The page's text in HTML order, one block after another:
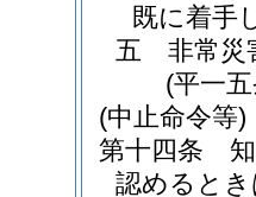
既に着手
五
非常災
(平一
(中止命令等)
第十四条
認めると